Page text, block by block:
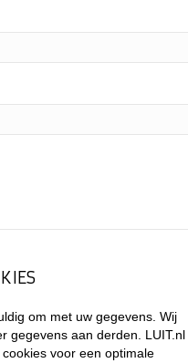
om met uw gegevens. Wij
gegevens aan derden. LUIT.nl
voor een optimale